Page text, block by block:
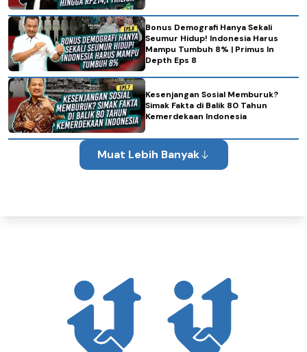
Bonus Demografi Hanya Sekali
Seumur Hidup! Indonesia Harus
Mampu Tumbuh 8% | Primus In
Depth Eps 8
Kesenjangan Sosial Memburuk?
Simak Fakta di Balik 80 Tahun
Kemerdekaan Indonesia
Muat Lebih Banyak